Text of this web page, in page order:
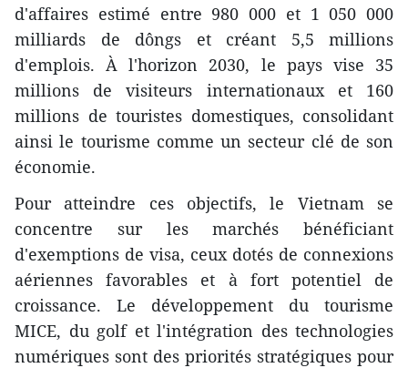
d'affaires estimé entre 980 000 et 1 050 000
milliards de dôngs et créant 5,5 millions
d'emplois. À l'horizon 2030, le pays vise 35
millions de visiteurs internationaux et 160
millions de touristes domestiques, consolidant
ainsi le tourisme comme un secteur clé de son
économie.
Pour atteindre ces objectifs, le Vietnam se
concentre sur les marchés bénéficiant
d'exemptions de visa, ceux dotés de connexions
aériennes favorables et à fort potentiel de
croissance. Le développement du tourisme
MICE, du golf et l'intégration des technologies
numériques sont des priorités stratégiques pour